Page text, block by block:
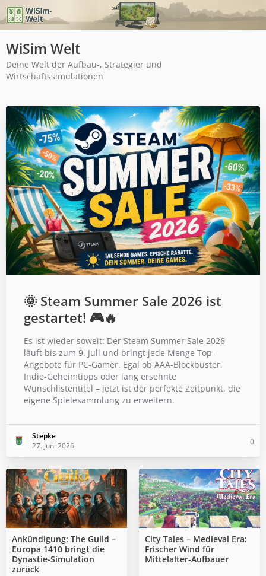
WiSim Welt
Deine Welt der Aufbau-, Strategier und
Wirtschaftssimulationen
🌞 Steam Summer Sale 2026 ist
gestartet! 🎮🔥
Es ist wieder soweit: Der Steam Summer Sale 2026
läuft bis zum 9. Juli und bringt jede Menge Top-
Angebote für PC-Gamer. Egal ob AAA-Blockbuster,
Indie-Geheimtipps oder lang ersehnte
Wunschlistentitel – jetzt ist der perfekte Zeitpunkt, die
eigene Spielesammlung zu erweitern.
Stepke
27. Juni 2026
0
Ankündigung: The Guild –
Europa 1410 bringt die
Dynastie-Simulation
zurück
City Tales – Medieval Era:
Frischer Wind für
Mittelalter‑Aufbauer